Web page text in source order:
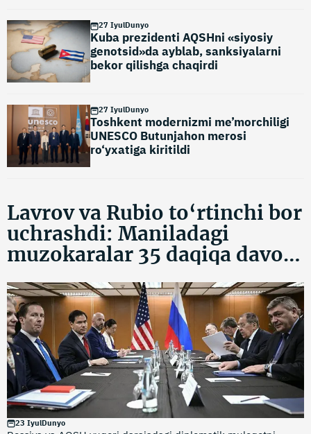
27 IyulDunyo
Kuba prezidenti AQSHni «siyosiy
genotsid»da ayblab, sanksiyalarni
bekor qilishga chaqirdi
27 IyulDunyo
Toshkent modernizmi me’morchiligi
UNESCO Butunjahon merosi
ro‘yxatiga kiritildi
Lavrov va Rubio to‘rtinchi bor
uchrashdi: Maniladagi
muzokaralar 35 daqiqa davom
23 IyulDunyo